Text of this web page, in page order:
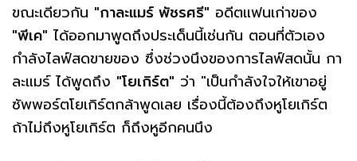
ขณะเดียวกัน "กาละแมร์ พัชรศรี" อดีตแฟนเก่าของ
"พีเค" ได้ออกมาพูดถึงประเด็นนี้เช่นกัน ตอนที่ตัวเอง
กำลังไลฟ์สดขายของ ซึ่งช่วงนึงของการไลฟ์สดนั้น กา
ละแมร์ ได้พูดถึง "โยเกิร์ต" ว่า "เป็นกำลังใจให้เขาอยู่
ซัพพอร์ตโยเกิร์ตกล้าพูดเลย เรื่องนี้ต้องถึงหูโยเกิร์ต
ถ้าไม่ถึงหูโยเกิร์ต ก็ถึงหูอีกคนนึง